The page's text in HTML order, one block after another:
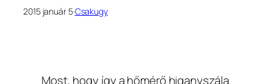
2015 január 5·Csakugy
Most, hogy így a hőmérő higanyszála